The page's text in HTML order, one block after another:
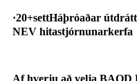
·20+settHáþróaðar
NEV hitastjórnunarkerfa
Af hverju að velja BAOD